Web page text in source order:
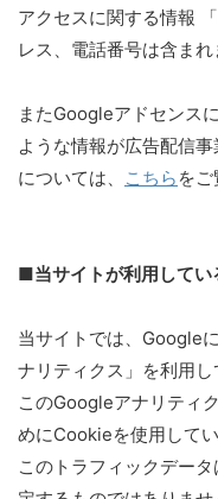
アクセスに関する情報
レス、電話番号は含ま
またGoogleアドセンス
ような情報が広告配信
については、
こちら をご
■当サイトが利用してい
当サイトでは、Google
ナリティクス」を利用し
このGoogleアナリティ
めにCookieを使用してい
このトラフィックデー